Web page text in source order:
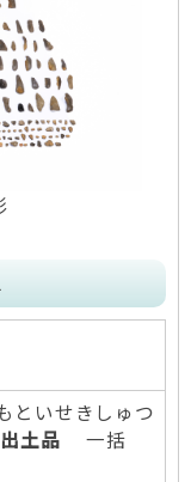
といせきしゅつ
土品 一括